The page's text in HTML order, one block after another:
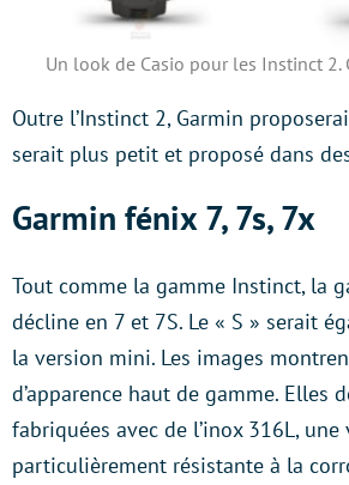
Un look de Casio pour les Instinct 2.
Outre l’Instinct 2, Garmin
serait plus petit et proposé dans
Garmin fénix 7, 7s, 7x
Tout comme la gamme Instinct, la
décline en 7 et 7S. Le « S » serait
la version mini. Les images
d’apparence haut de gamme. Elles
fabriquées avec de l’inox 316L, une
particulièrement résistante à la